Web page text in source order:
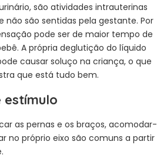
são atividades intrauterinas
não são sentidas pela gestante. Por
pode ser de maior tempo de
A própria deglutição do líquido
causar soluço na criança, o que
que está tudo bem.
estímulo
as pernas e os braços, acomodar-
no próprio eixo são comuns a partir